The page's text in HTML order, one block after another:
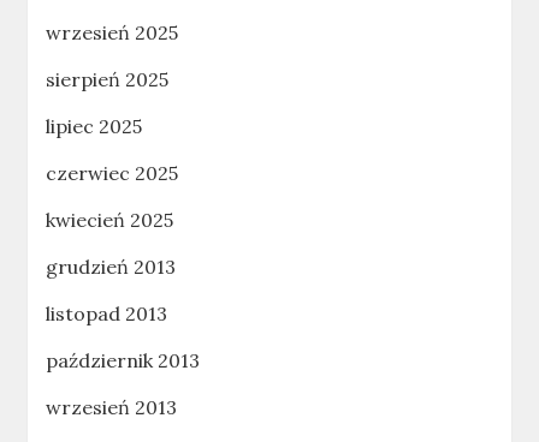
wrzesień 2025
sierpień 2025
lipiec 2025
czerwiec 2025
kwiecień 2025
grudzień 2013
listopad 2013
październik 2013
wrzesień 2013